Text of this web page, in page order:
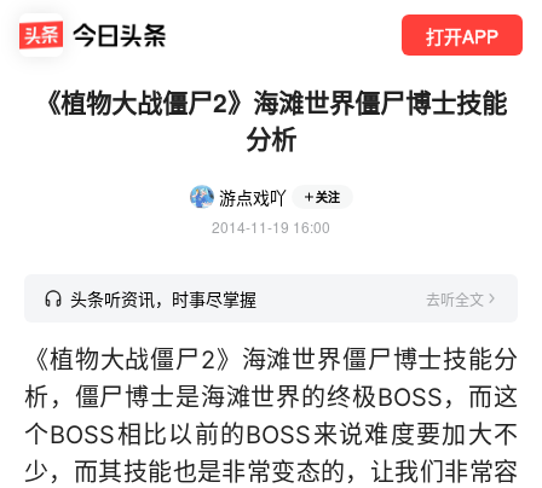
打开APP
《植物大战僵尸2》海滩世界僵尸博士技能
分析
游点戏吖 关注
2014-11-19 16:00
头条听资讯，时事尽掌握 去听全文
《植物大战僵尸2》海滩世界僵尸博士技能分
析，僵尸博士是海滩世界的终极BOSS，而这
个BOSS相比以前的BOSS来说难度要加大不
少，而其技能也是非常变态的，让我们非常容